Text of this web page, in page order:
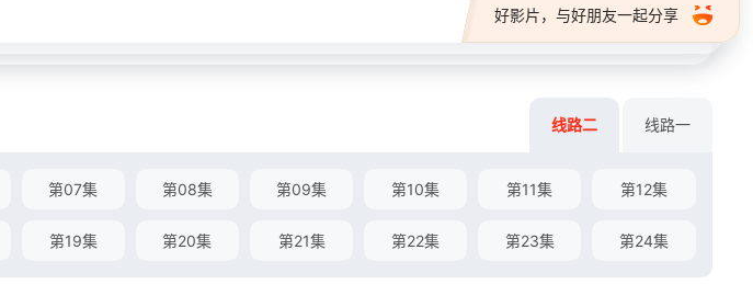
好影片，与好朋友一起分享
线路二 线路一
第07集 第08集 第09集 第10集 第11集 第12集
第19集 第20集 第21集 第22集 第23集 第24集